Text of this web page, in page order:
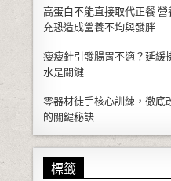
高蛋白不能直接取代正餐
充恐造成營養不均與發胖
瘦瘦針引發腸胃不適？延緩
水是關鍵
零器材徒手核心訓練，徹底
的關鍵秘訣
標籤